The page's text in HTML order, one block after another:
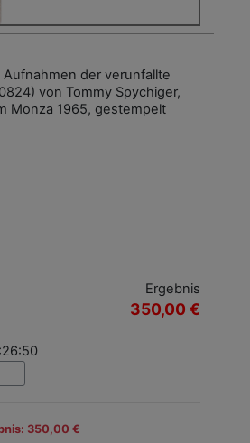
der verunfallte
von Tommy Spychiger,
Monza 1965, gestempelt
Ergebnis
350,00 €
350,00 €